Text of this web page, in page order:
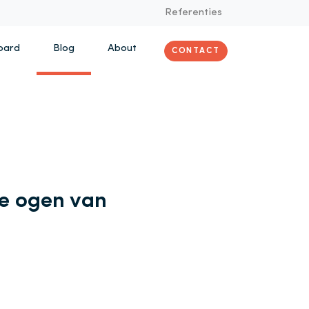
Referenties
Blog About CONTACT
ogen van